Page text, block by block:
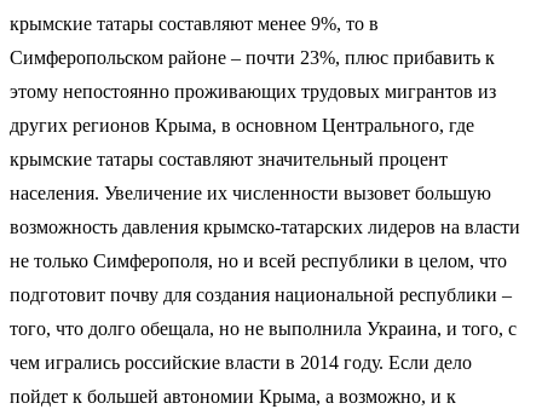
крымские татары составляют менее 9%, то в
Симферопольском районе – почти 23%, плюс прибавить к
этому непостоянно проживающих трудовых мигрантов из
других регионов Крыма, в основном Центрального, где
крымские татары составляют значительный процент
населения. Увеличение их численности вызовет большую
возможность давления крымско-татарских лидеров на власти
не только Симферополя, но и всей республики в целом, что
подготовит почву для создания национальной республики –
того, что долго обещала, но не выполнила Украина, и того, с
чем игрались российские власти в 2014 году. Если дело
пойдет к большей автономии Крыма, а возможно, и к